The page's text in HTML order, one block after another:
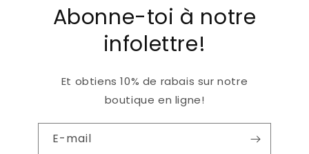
Abonne-toi à notre
infolettre!
Et obtiens 10% de rabais sur notre
boutique en ligne!
E-mail